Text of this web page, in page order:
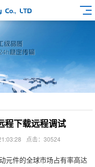
程下载远程调试
点击：30524
件的全球市场占有率高达